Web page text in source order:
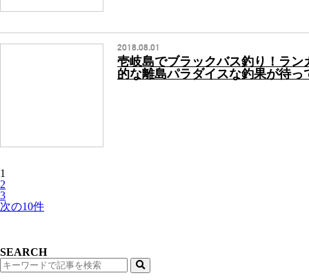
2018.08.01
壱岐島でブラックバス釣り！ラン
的な離島パラダイスな釣果が待っ
1
2
3
次の10件
SEARCH
検
索